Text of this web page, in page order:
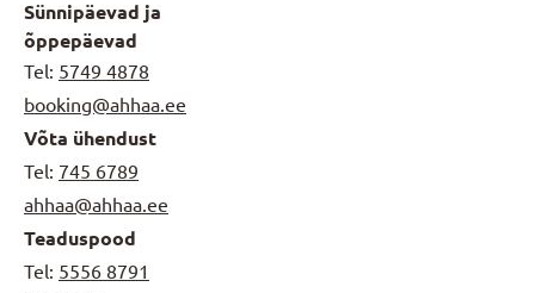
Sünnipäevad ja
õppepäevad
Tel: 5749 4878
booking@ahhaa.ee
Võta ühendust
Tel: 745 6789
ahhaa@ahhaa.ee
Teaduspood
Tel: 5556 8791